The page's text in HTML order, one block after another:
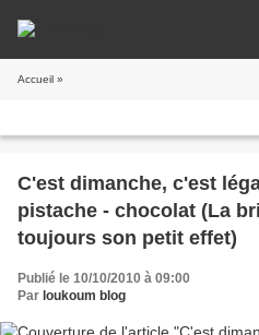
Accueil »
C'est dimanche, c'est
pistache - chocolat (La
toujours son petit effet)
Publié le 10/10/2010 à 09:00
Par loukoum blog